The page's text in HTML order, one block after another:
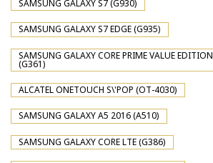
SAMSUNG GALAXY S7 (G930)
SAMSUNG GALAXY S7 EDGE (G935)
SAMSUNG GALAXY CORE PRIME VALUE EDITION
(G361)
ALCATEL ONETOUCH S\'POP (OT-4030)
SAMSUNG GALAXY A5 2016 (A510)
SAMSUNG GALAXY CORE LTE (G386)